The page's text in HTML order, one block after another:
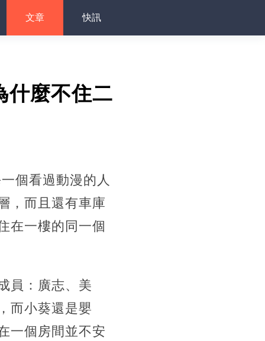
文章 快訊
什麼不住二
個看過動漫的人
，而且還有車庫
在一樓的同一個
員：廣志、美
而小葵還是嬰
一個房間並不安